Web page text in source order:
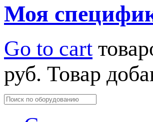
Моя
Go to cart
руб. Товар